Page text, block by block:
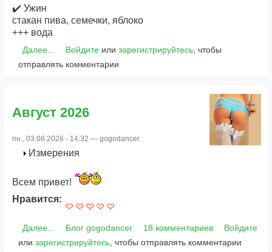
✔️ Ужин
стакан пива, семечки, яблоко
+++ вода
Далее... Войдитеили зарегистрируйтесь, чтобы
отправлять комментарии
Август 2026
пн., 03.08.2026 - 14:32 — gogodancer
Измерения
Всем привет!
Нравится:
Далее... Блог gogodancer 18 комментариев
Войдите
или зарегистрируйтесь , чтобы отправлять комментарии